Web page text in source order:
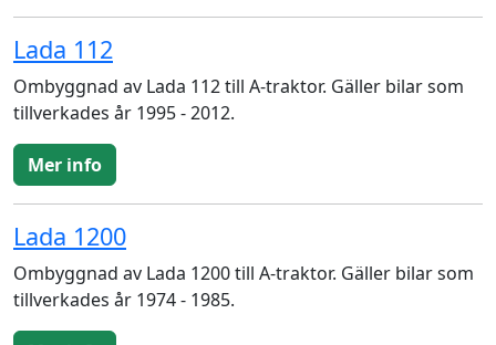
Lada 112
Ombyggnad av Lada 112 till A-traktor. Gäller bilar som
tillverkades år 1995 - 2012.
Mer info
Lada 1200
Ombyggnad av Lada 1200 till A-traktor. Gäller bilar som
tillverkades år 1974 - 1985.